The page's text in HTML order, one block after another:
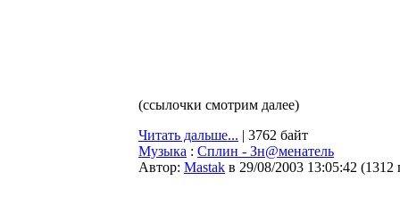
(ссылочки смотрим далее)
Читать дальше... | 3762 байт
Музыка : Сплин - Зн@менатель
Автор: Мastak в 29/08/2003 13:05:42 (1312